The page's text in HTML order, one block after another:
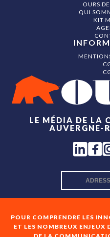
POUR COMPRENDRE LES
ET LES NOMBREUX ENJEUX
LE MÉDIA DE LA
AUVERGNE-
OURS
QUI
KIT